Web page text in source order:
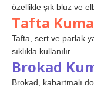
özellikle şık bluz ve
Tafta
Tafta, sert ve parlak
sıklıkla kullanılır.
Brokad
Brokad, kabartmalı